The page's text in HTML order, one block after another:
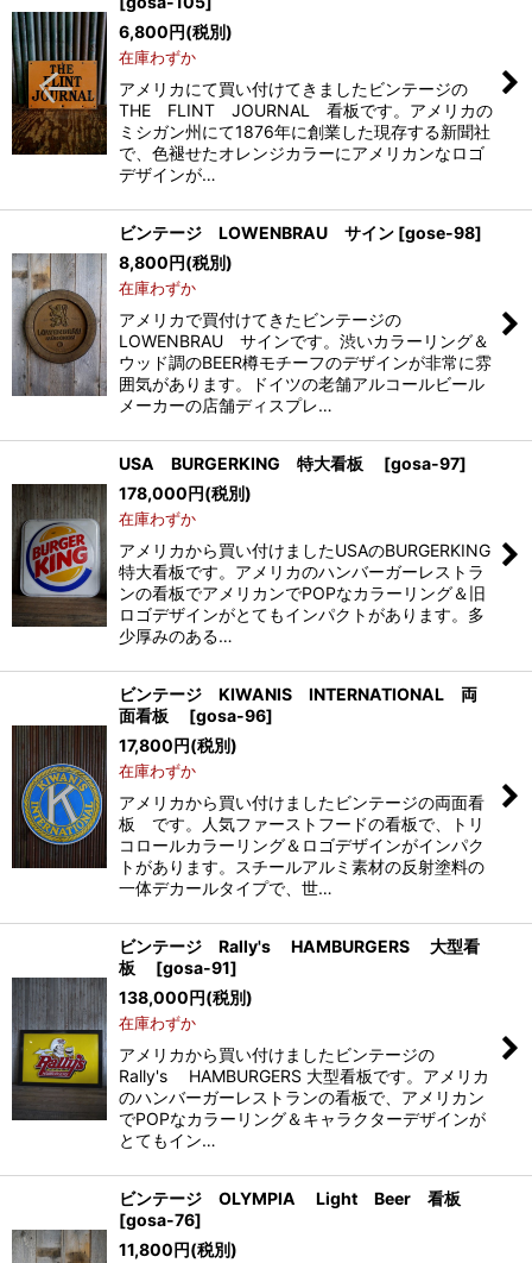
6,800円(税別)
在庫わずか
アメリカにて買い付けてきましたビンテージの
THE FLINT JOURNAL 看板です。アメリカの
ミシガン州にて1876年に創業した現存する新聞社
で、色褪せたオレンジカラーにアメリカンなロゴ
デザインが…
ビンテージ LOWENBRAU サイン [gose-98]
8,800円(税別)
在庫わずか
アメリカで買付けてきたビンテージの
LOWENBRAU サインです。渋いカラーリング＆
ウッド調のBEER樽モチーフのデザインが非常に雰
囲気があります。ドイツの老舗アルコールビール
メーカーの店舗ディスプレ…
USA BURGERKING 特大看板 [gosa-97]
178,000円(税別)
在庫わずか
アメリカから買い付けましたUSAのBURGERKING
特大看板です。アメリカのハンバーガーレストラ
ンの看板でアメリカンでPOPなカラーリング＆旧
ロゴデザインがとてもインパクトがあります。多
少厚みのある…
ビンテージ KIWANIS INTERNATIONAL 両
面看板
[gosa-96]
17,800円(税別)
在庫わずか
アメリカから買い付けましたビンテージの両面看
板 です。人気ファーストフードの看板で、トリ
コロールカラーリング＆ロゴデザインがインパク
トがあります。スチールアルミ素材の反射塗料の
一体デカールタイプで、世…
ビンテージ Rally's HAMBURGERS 大型看
板
[gosa-91]
138,000円(税別)
在庫わずか
アメリカから買い付けましたビンテージの
Rally's HAMBURGERS 大型看板です。アメリカ
のハンバーガーレストランの看板で、アメリカン
でPOPなカラーリング＆キャラクターデザインが
とてもイン…
ビンテージ OLYMPIA Light Beer 看板
[gosa-76]
11,800円(税別)